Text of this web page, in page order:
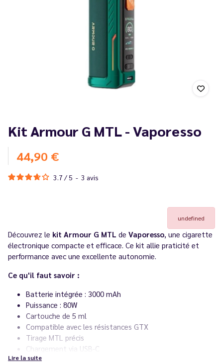
Kit Armour G MTL - Vaporesso
44,90 €
3.7 / 5 - 3 avis
undefined
Découvrez le kit Armour G MTL de Vaporesso, une cigarette
électronique compacte et efficace. Ce kit allie praticité et
performance avec une excellente autonomie.
Ce qu'il faut savoir :
Batterie intégrée : 3000 mAh
Puissance : 80W
Cartouche de 5 ml
Compatible avec les résistances GTX
Tirage MTL précis
Chargement via USB-C
Lire la suite